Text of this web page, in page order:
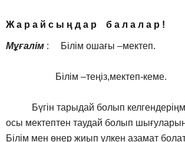
Ж а р а й с ы ң д а р б а л а л а р !
Мұғалім : Білім ошағы –мектеп.
Білім –теңіз,мектеп-кеме.
Бүгін тарыдай болып
осы мектептен таудай болып
Білім мен өнер жиып үлкен азамат